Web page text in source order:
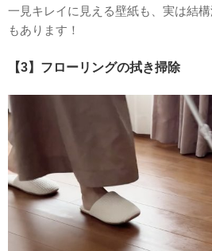
一見キレイに見える壁紙も、実は結
もあります！
【3】フローリングの拭き掃除